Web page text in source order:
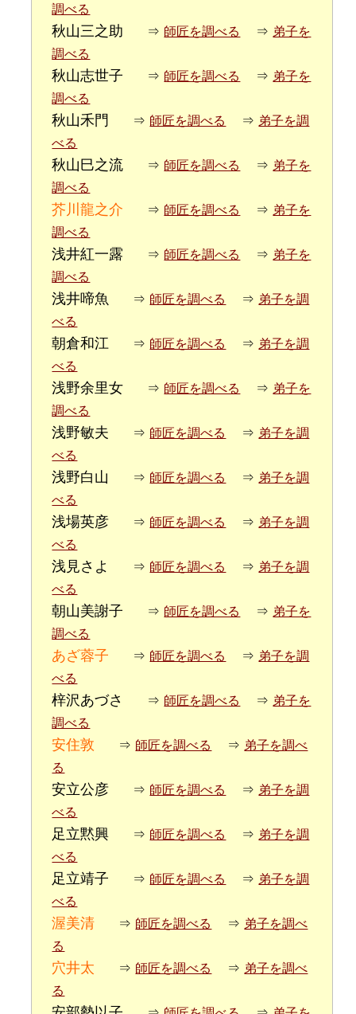
調べる
秋山三之助 ⇒ 師匠を調べる ⇒ 弟子を
調べる
秋山志世子 ⇒ 師匠を調べる ⇒ 弟子を
調べる
秋山禾門 ⇒ 師匠を調べる ⇒ 弟子を調
べる
秋山巳之流 ⇒ 師匠を調べる ⇒ 弟子を
調べる
芥川龍之介 ⇒ 師匠を調べる ⇒ 弟子を
調べる
浅井紅一露 ⇒ 師匠を調べる ⇒ 弟子を
調べる
浅井啼魚 ⇒ 師匠を調べる ⇒ 弟子を調
べる
朝倉和江 ⇒ 師匠を調べる ⇒ 弟子を調
べる
浅野余里女 ⇒ 師匠を調べる ⇒ 弟子を
調べる
浅野敏夫 ⇒ 師匠を調べる ⇒ 弟子を調
べる
浅野白山 ⇒ 師匠を調べる ⇒ 弟子を調
べる
浅場英彦 ⇒ 師匠を調べる ⇒ 弟子を調
べる
浅見さよ ⇒ 師匠を調べる ⇒ 弟子を調
べる
朝山美謝子 ⇒ 師匠を調べる ⇒ 弟子を
調べる
あざ蓉子 ⇒ 師匠を調べる ⇒ 弟子を調
べる
梓沢あづさ ⇒ 師匠を調べる ⇒ 弟子を
調べる
安住敦 ⇒ 師匠を調べる ⇒ 弟子を調べ
る
安立公彦 ⇒ 師匠を調べる ⇒ 弟子を調
べる
足立黙興 ⇒ 師匠を調べる ⇒ 弟子を調
べる
足立靖子 ⇒ 師匠を調べる ⇒ 弟子を調
べる
渥美清 ⇒ 師匠を調べる ⇒ 弟子を調べ
る
穴井太 ⇒ 師匠を調べる ⇒ 弟子を調べ
る